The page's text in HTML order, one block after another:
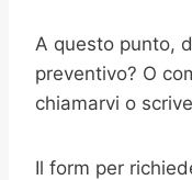
A questo punto,
preventivo? O
chiamarvi o
Il form per